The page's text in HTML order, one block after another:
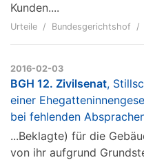
Kunden....
Urteile Bundesgerichtshof
2016-02-03
BGH 12. Zivilsenat,
einer
bei fehlenden
...Beklagte) für die
von ihr aufgrund